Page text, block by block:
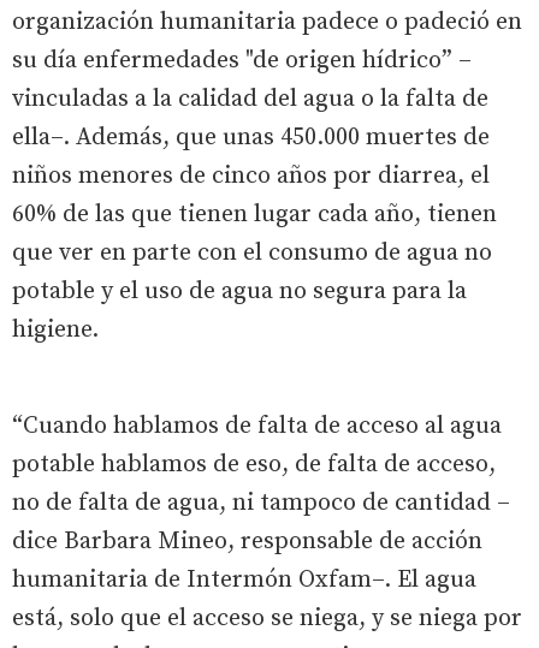
organización humanitaria padece o padeció en
su día enfermedades "de origen hídrico” –
vinculadas a la calidad del agua o la falta de
ella–. Además, que unas 450.000 muertes de
niños menores de cinco años por diarrea, el
60% de las que tienen lugar cada año, tienen
que ver en parte con el consumo de agua no
potable y el uso de agua no segura para la
higiene.
“Cuando hablamos de falta de acceso al agua
potable hablamos de eso, de falta de acceso,
no de falta de agua, ni tampoco de cantidad –
dice Barbara Mineo, responsable de acción
humanitaria de Intermón Oxfam–. El agua
está, solo que el acceso se niega, y se niega por